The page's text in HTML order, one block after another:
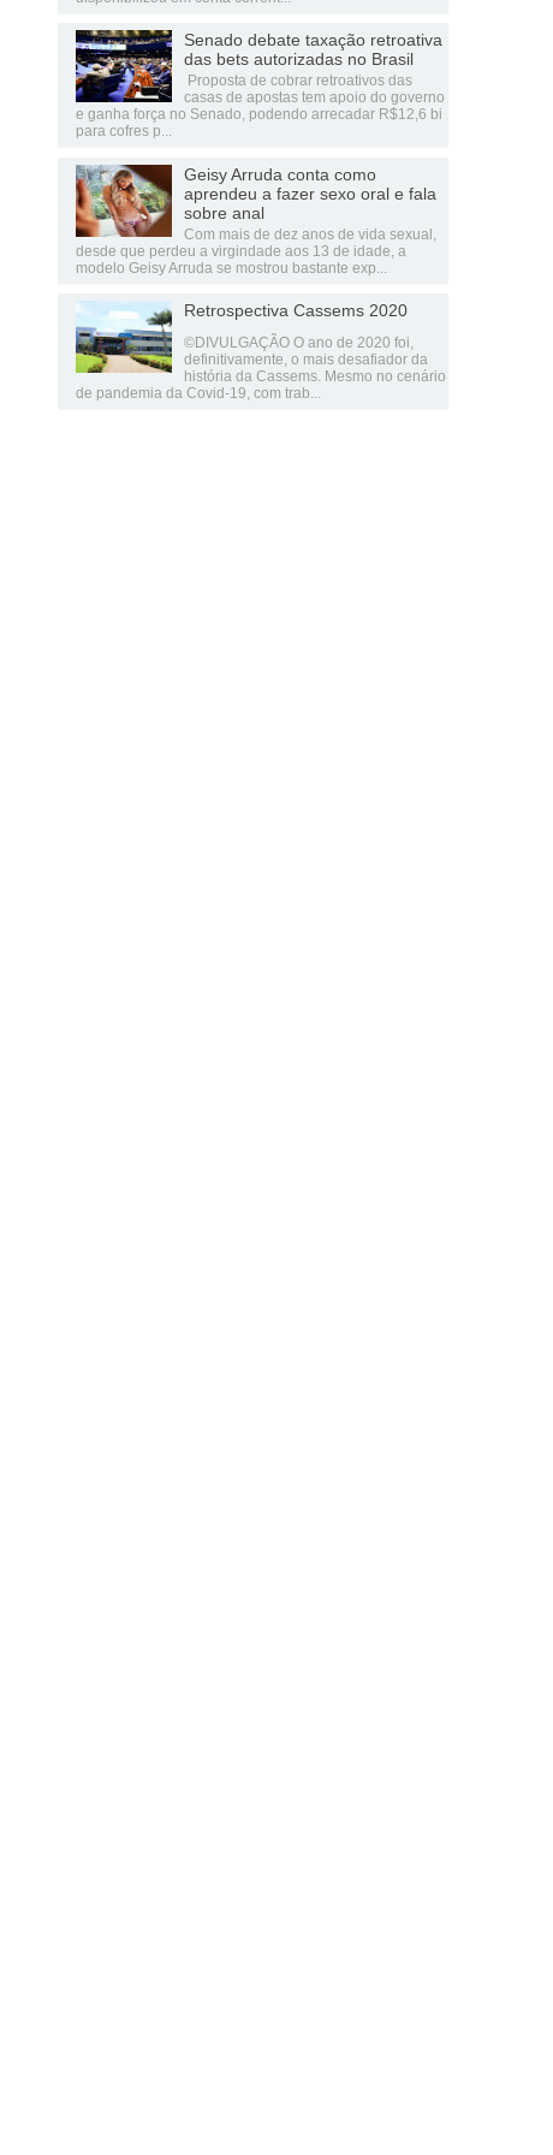
Senado debate taxação retroativa
das bets autorizadas no Brasil
Proposta de cobrar retroativos das
casas de apostas tem apoio do governo
e ganha força no Senado, podendo arrecadar R$12,6 bi
para cofres p...
Geisy Arruda conta como
aprendeu a fazer sexo oral e fala
sobre anal
Com mais de dez anos de vida sexual,
desde que perdeu a virgindade aos 13 de idade, a
modelo Geisy Arruda se mostrou bastante exp...
Retrospectiva Cassems 2020
©DIVULGAÇÃO O ano de 2020 foi,
definitivamente, o mais desafiador da
história da Cassems. Mesmo no cenário
de pandemia da Covid-19, com trab...